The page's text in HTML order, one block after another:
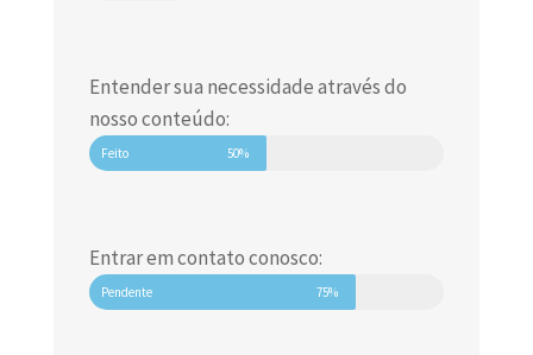
Entender sua necessidade através do
nosso conteúdo:
Feito 50%
Entrar em contato conosco:
Pendente 75%